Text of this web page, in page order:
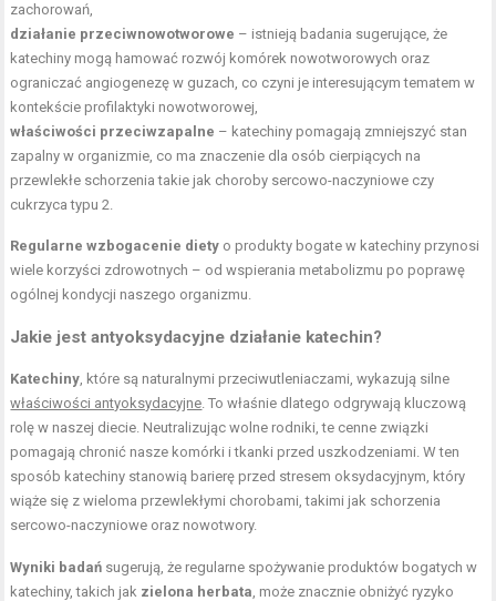
zachorowań,
działanie przeciwnowotworowe – istnieją badania sugerujące, że
katechiny mogą hamować rozwój komórek nowotworowych oraz
ograniczać angiogenezę w guzach, co czyni je interesującym tematem w
kontekście profilaktyki nowotworowej,
właściwości przeciwzapalne – katechiny pomagają zmniejszyć stan
zapalny w organizmie, co ma znaczenie dla osób cierpiących na
przewlekłe schorzenia takie jak choroby sercowo-naczyniowe czy
cukrzyca typu 2.
Regularne wzbogacenie diety o produkty bogate w katechiny przynosi
wiele korzyści zdrowotnych – od wspierania metabolizmu po poprawę
ogólnej kondycji naszego organizmu.
Jakie jestantyoksydacyjne działanie katechin?
Katechiny, które są naturalnymi przeciwutleniaczami, wykazują silne
właściwości antyoksydacyjne. To właśnie dlatego odgrywają kluczową
rolę w naszej diecie. Neutralizując wolne rodniki, te cenne związki
pomagają chronić nasze komórki i tkanki przed uszkodzeniami. W ten
sposób katechiny stanowią barierę przed stresem oksydacyjnym, który
wiąże się z wieloma przewlekłymi chorobami, takimi jak schorzenia
sercowo-naczyniowe oraz nowotwory.
Wyniki badań sugerują, że regularne spożywanie produktów bogatych w
katechiny, takich jak zielona herbata, może znacznie obniżyć ryzyko